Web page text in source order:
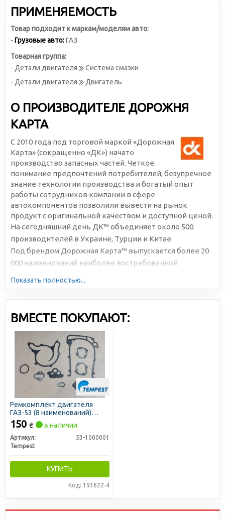
ПРИМЕНЯЕМОСТЬ
Товар подходит к маркам/моделям авто:
- Грузовые авто:ГАЗ
Товарная группа:
- Детали двигателя
Система смазки
- Детали двигателя
Двигатель
О ПРОИЗВОДИТЕЛЕ ДОРОЖНЯ
КАРТА
С 2010 года под торговой маркой «Дорожная
Карта» (сокращенно «ДК») начато
производство запасных частей. Четкое
понимание предпочтений потребителей, безупречное
знание технологии производства и богатый опыт
работы сотрудников компании в сфере
автокомпонентов позволили вывести на рынок
продукт с оригинальной качеством и доступной ценой.
На сегодняшний день ДК™ объединяет около 500
производителей в Украине, Турции и Китае.
Под брендом Дорожная Карта™ выпускается более 20
000 наименований наиболее востребованной
Показать полностью...
ВМЕСТЕ ПОКУПАЮТ:
Ремкомплект двигателя
ГАЗ-53 (8 наименований)
(TEMPEST)
150 ₴ в наличии
Артикул:
53-1000001
Tempest
КУПИТЬ
Код: 193622-4